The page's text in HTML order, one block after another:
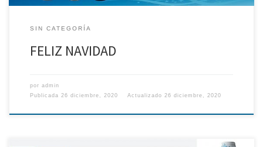
SIN CATEGORÍA
FELIZ NAVIDAD
por admin
Publicada 26 diciembre, 2020 Actualizado 26 diciembre, 2020